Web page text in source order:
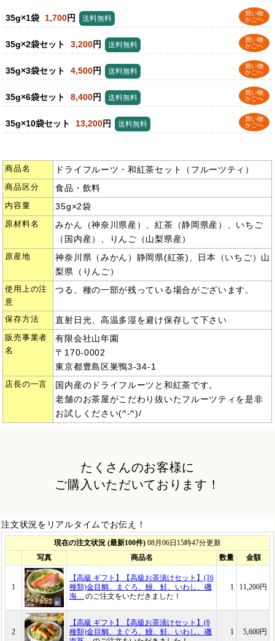
35g×1袋 1,700円
買い物
かごへ
送料無料
35g×2袋セット 3,200円
買い物
かごへ
送料無料
35g×3袋セット 4,500円
買い物
かごへ
送料無料
35g×6袋セット 8,400円
買い物
かごへ
送料無料
35g×10袋セット 13,200円
買い物
かごへ
送料無料
商品名 ドライフルーツ・和紅茶セット（フルーツティ）
商品区分 食品・飲料
内容量 35g×2袋
原材料名
みかん（神奈川県産）、紅茶（静岡県産）、いちご
（国内産）、りんご（山梨県産）
原産地
神奈川県（みかん）静岡県(紅茶)、日本（いちご）山
梨県（りんご）
使用上の注
意
つる、種の一部が残っている場合がございます。
保存方法 直射日光、高温多湿を避け保存して下さい
販売事業者
名
有限会社山年園
〒170-0002
東京都豊島区巣鴨3-34-1
店長の一言
国内産のドライフルーツと和紅茶です。
老舗のお茶屋がこだわり抜いたフルーツティを是非
お試しください(^-^)/
たくさんのお客様に
ご購入いただいております！
注文状況をリアルタイムでお伝え！